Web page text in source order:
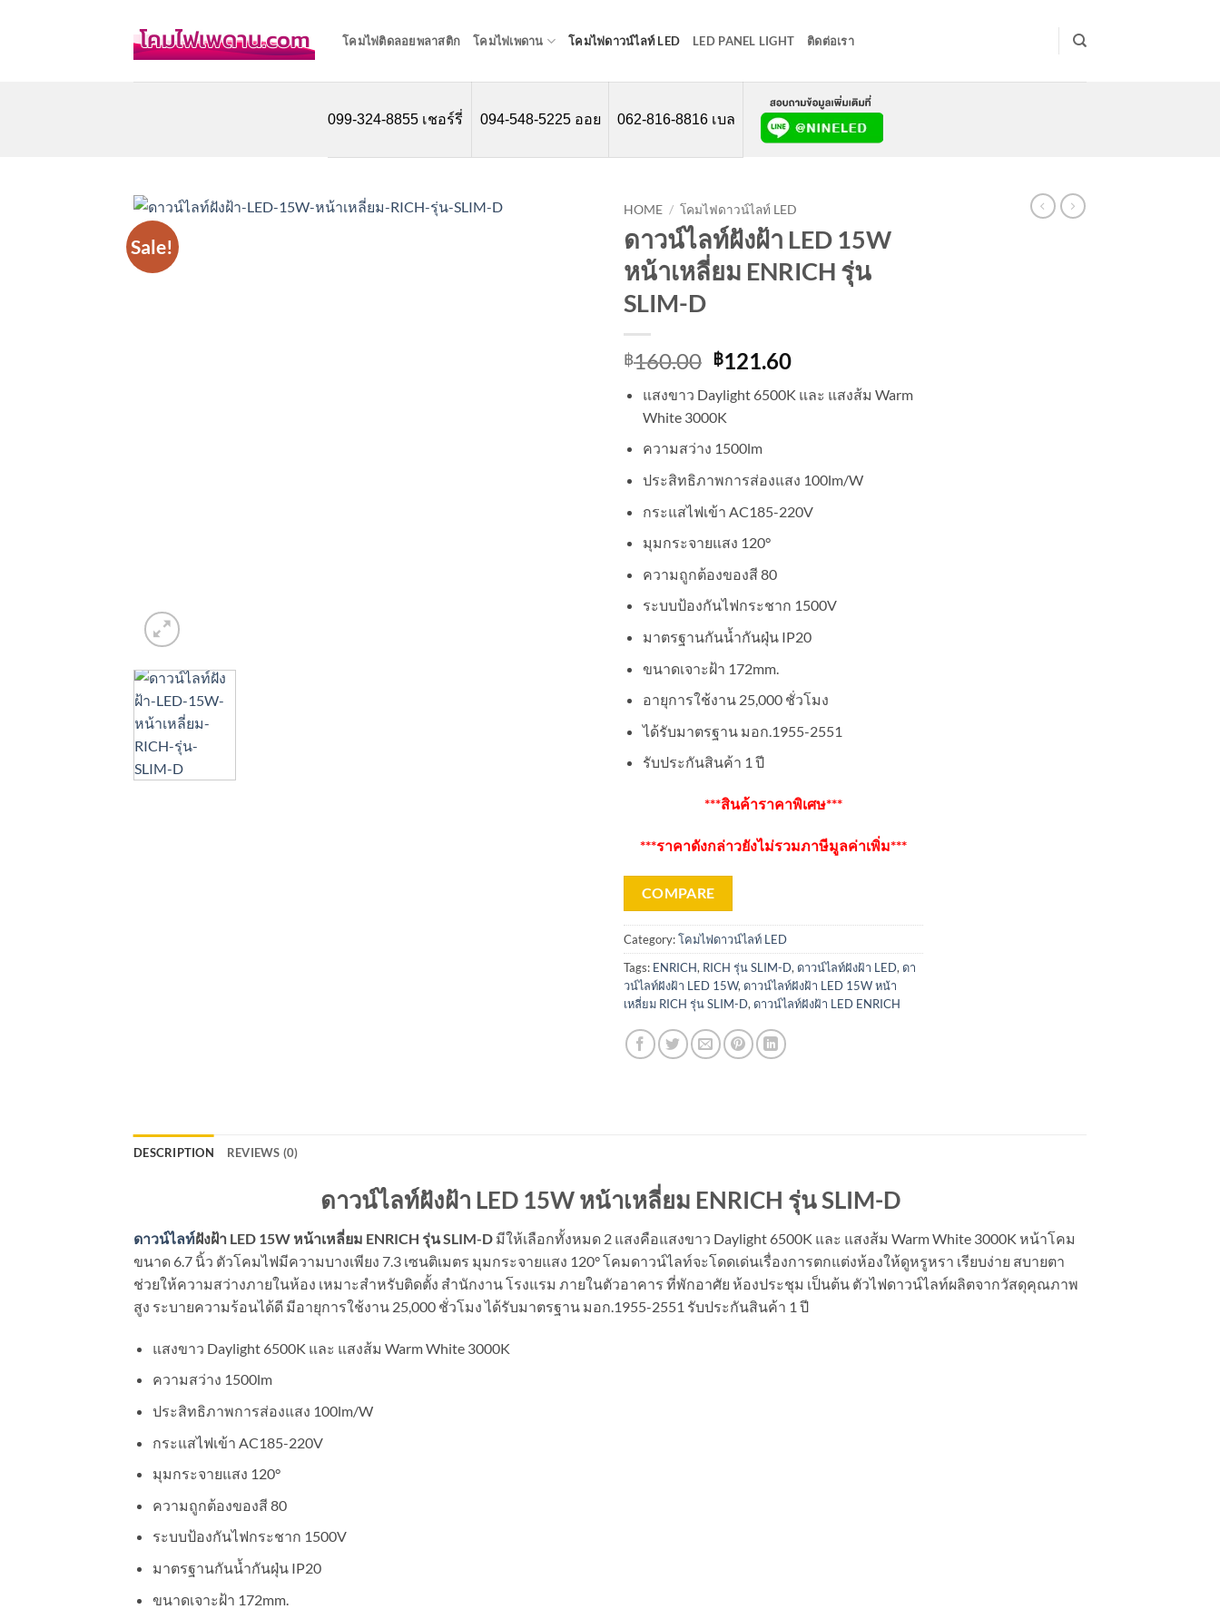
โคมไฟติดลอยพลาสติก โคมไฟเพดาน โคมไฟดาวน์ไลท์ LED LED PANEL LIGHT ติดต่อเรา
099-324-8855 เชอร์รี่ 094-548-5225 ออย 062-816-8816 เบล
Sale!
HOME / โคมไฟดาวน์ไลท์ LED
ดาวน์ไลท์ฝังฝ้า LED 15W
หน้าเหลี่ยม ENRICH รุ่น
SLIM-D
฿160.00 Original
was:
฿160.00.
฿121.60Current
is:
แสงขาว Daylight 6500K และ แสงส้ม Warm
White 3000K
ความสว่าง 1500lm
ประสิทธิภาพการส่องแสง 100lm/W
กระแสไฟเข้า AC185-220V
มุมกระจายแสง 120°
ความถูกต้องของสี 80
ระบบป้องกันไฟกระชาก 1500V
มาตรฐานกันน้ำกันฝุ่น IP20
ขนาดเจาะฝ้า 172mm.
อายุการใช้งาน 25,000 ชั่วโมง
ได้รับมาตรฐาน มอก.1955-2551
รับประกันสินค้า 1 ปี
***สินค้าราคาพิเศษ***
***ราคาดังกล่าวยังไม่รวมภาษีมูลค่าเพิ่ม***
COMPARE
Category:โคมไฟดาวน์ไลท์ LED
Tags: ENRICH, RICH รุ่น SLIM-D, ดาวน์ไลท์ฝังฝ้า LED, ดา
วน์ไลท์ฝังฝ้า LED 15W, ดาวน์ไลท์ฝังฝ้า LED 15W หน้า
เหลี่ยม RICH รุ่น SLIM-D, ดาวน์ไลท์ฝังฝ้า LED ENRICH
DESCRIPTION REVIEWS (0)
ดาวน์ไลท์ฝังฝ้า LED 15W หน้าเหลี่ยม ENRICH รุ่น SLIM-D
ดาวน์ไลท์ฝังฝ้า LED 15W หน้าเหลี่ยม ENRICH รุ่น SLIM-D มีให้เลือกทั้งหมด 2 แสงคือแสงขาว Daylight 6500K และ แสงส้ม Warm White 3000K หน้าโคม
ขนาด 6.7 นิ้ว ตัวโคมไฟมีความบางเพียง 7.3 เซนติเมตร มุมกระจายแสง 120° โคมดาวน์ไลท์จะโดดเด่นเรื่องการตกแต่งห้องให้ดูหรูหรา เรียบง่าย สบายตา
ช่วยให้ความสว่างภายในห้อง เหมาะสำหรับติดตั้ง สำนักงาน โรงแรม ภายในตัวอาคาร ที่พักอาศัย ห้องประชุม เป็นต้น ตัวไฟดาวน์ไลท์ผลิตจากวัสดุคุณภาพ
สูง ระบายความร้อนได้ดี มีอายุการใช้งาน 25,000 ชั่วโมง ได้รับมาตรฐาน มอก.1955-2551 รับประกันสินค้า 1 ปี
แสงขาว Daylight 6500K และ แสงส้ม Warm White 3000K
ความสว่าง 1500lm
ประสิทธิภาพการส่องแสง 100lm/W
กระแสไฟเข้า AC185-220V
มุมกระจายแสง 120°
ความถูกต้องของสี 80
ระบบป้องกันไฟกระชาก 1500V
มาตรฐานกันน้ำกันฝุ่น IP20
ขนาดเจาะฝ้า 172mm.